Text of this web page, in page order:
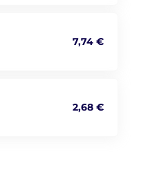
7,74 €
2,68 €